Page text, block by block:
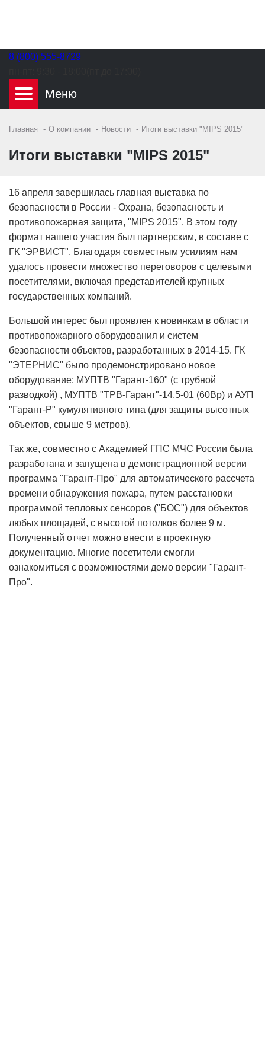
8 (800) 555-8729
Главная О компании Новости Итоги выставки "MIPS 2015"
Итоги выставки "MIPS 2015"
16 апреля завершилась главная выставка по
безопасности в России - Охрана, безопасность и
противопожарная защита, "MIPS 2015". В этом году
формат нашего участия был партнерским, в составе с
ГК "ЭРВИСТ". Благодаря совместным усилиям нам
удалось провести множество переговоров с целевыми
посетителями, включая представителей крупных
государственных компаний.
Большой интерес был проявлен к новинкам в области
противопожарного оборудования и систем
безопасности объектов, разработанных в 2014-15. ГК
"ЭТЕРНИС" было продемонстрировано новое
оборудование: МУПТВ "Гарант-160" (с трубной
разводкой) , МУПТВ "ТРВ-Гарант"-14,5-01 (60Вр) и АУП
"Гарант-Р" кумулятивного типа (для защиты высотных
объектов, свыше 9 метров).
Так же, совместно с Академией ГПС МЧС России была
разработана и запущена в демонстрационной версии
программа "Гарант-Про" для автоматического рассчета
времени обнаружения пожара, путем расстановки
программой тепловых сенсоров ("БОС") для объектов
любых площадей, с высотой потолков более 9 м.
Полученный отчет можно внести в проектную
документацию. Многие посетители смогли
ознакомиться с возможностями демо версии "Гарант-
Про".